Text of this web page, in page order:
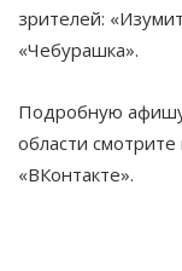
зрителей:
«Чебурашка».
Подробную
области
«ВКонтакте».